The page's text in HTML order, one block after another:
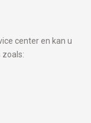
center en kan u
zoals: